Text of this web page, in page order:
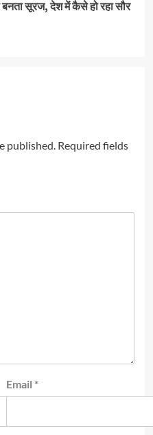
सूरज, देश में कैसे हो रहा सौर
published. Required fields
Email *